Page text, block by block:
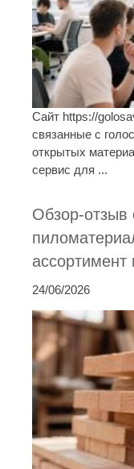
Сайт https://
связанные с
открытых
сервис для ...
Обзор-
ассортимент
24/06/2026